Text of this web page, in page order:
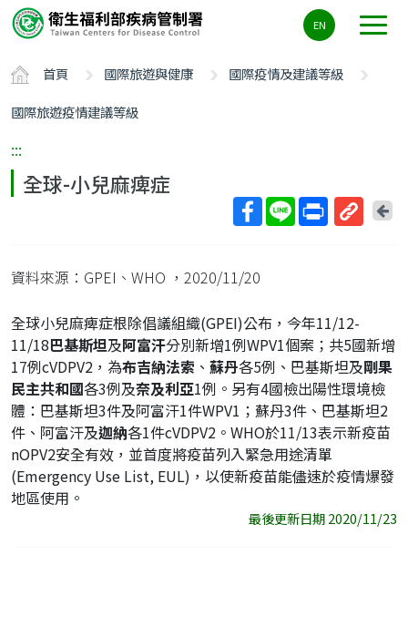
要
容
ALT+C
EN
首頁 國際旅遊與健康
國際疫情及建議等級
國際旅遊疫情建議等級
:::
全球-小兒麻痺症
址
回
資料來源：GPEI、WHO ，2020/11/20
全球小兒麻痺症根除倡議組織(GPEI)公布，今年11/12-
11/18巴基斯坦及阿富汗分別新增1例WPV1個案；共5國新增
17例cVDPV2，為布吉納法索 、 蘇丹各5例、巴基斯坦及剛果
民主共和國各3例及奈及利亞1例。另有4國檢出陽性環境檢
體：巴基斯坦3件及阿富汗1件WPV1；蘇丹3件、巴基斯坦2
件、阿富汗及迦納各1件cVDPV2。WHO於11/13表示新疫苗
nOPV2安全有效，並首度將疫苗列入緊急用途清單
(Emergency Use List, EUL)，以使新疫苗能儘速於疫情爆發
地區使用。
最後更新日期 2020/11/23